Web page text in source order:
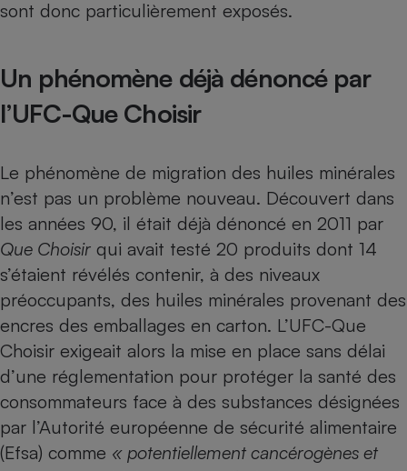
sont donc particulièrement exposés.
Un phénomène déjà dénoncé par
l’UFC-Que Choisir
Le phénomène de migration des huiles minérales
n’est pas un problème nouveau. Découvert dans
les années 90, il était déjà dénoncé en 2011 par
Que Choisir qui avait testé 20 produits dont 14
s’étaient révélés contenir, à des niveaux
préoccupants, des huiles minérales provenant des
encres des emballages en carton. L’UFC-Que
Choisir exigeait alors la mise en place sans délai
d’une réglementation pour protéger la santé des
consommateurs face à des substances désignées
par l’Autorité européenne de sécurité alimentaire
(Efsa) comme « potentiellement cancérogènes et